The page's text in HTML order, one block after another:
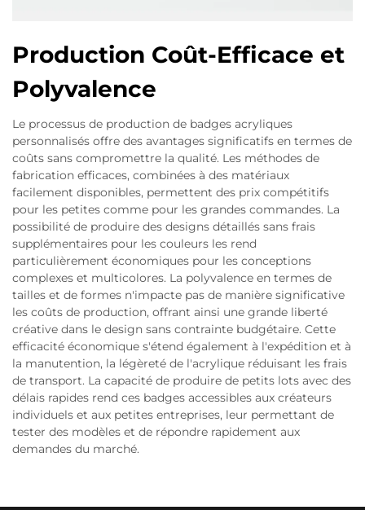
Production Coût-Efficace et
Polyvalence
Le processus de production de badges acryliques
personnalisés offre des avantages significatifs en termes de
coûts sans compromettre la qualité. Les méthodes de
fabrication efficaces, combinées à des matériaux
facilement disponibles, permettent des prix compétitifs
pour les petites comme pour les grandes commandes. La
possibilité de produire des designs détaillés sans frais
supplémentaires pour les couleurs les rend
particulièrement économiques pour les conceptions
complexes et multicolores. La polyvalence en termes de
tailles et de formes n'impacte pas de manière significative
les coûts de production, offrant ainsi une grande liberté
créative dans le design sans contrainte budgétaire. Cette
efficacité économique s'étend également à l'expédition et à
la manutention, la légèreté de l'acrylique réduisant les frais
de transport. La capacité de produire de petits lots avec des
délais rapides rend ces badges accessibles aux créateurs
individuels et aux petites entreprises, leur permettant de
tester des modèles et de répondre rapidement aux
demandes du marché.